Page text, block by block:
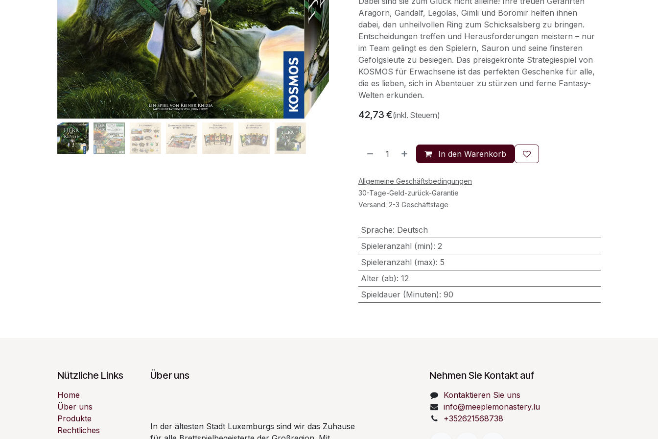
Aragorn, Gandalf, Legolas, Gimli und Boromir helfen ihnen
dabei, den unheilvollen Ring zum Schicksalsberg zu bringen.
Entscheidungen treffen und Herausforderungen meistern – nur
im Team gelingt es den Spielern, Sauron und seine finsteren
Gefolgsleute zu besiegen. Das preisgekrönte Strategiespiel von
KOSMOS für Erwachsene ist das perfekten Geschenke für alle,
die es lieben, sich in Abenteuer zu stürzen und ferne Fantasy-
Welten erkunden.
42,73 €(inkl. Steuern)
In den Warenkorb
Allgemeine Geschäftsbedingungen
30-Tage-Geld-zurück-Garantie
Versand: 2-3 Geschäftstage
Sprache: Deutsch
Spieleranzahl (min): 2
Spieleranzahl (max): 5
Alter (ab): 12
Spieldauer (Minuten): 90
Nützliche Links
Home
Über uns
Produkte
Rechtliches
Über uns
In der ältesten Stadt Luxemburgs sind wir das Zuhause
Nehmen Sie Kontakt auf
Kontaktieren Sie uns
info@meeplemonastery.lu
+352621568738